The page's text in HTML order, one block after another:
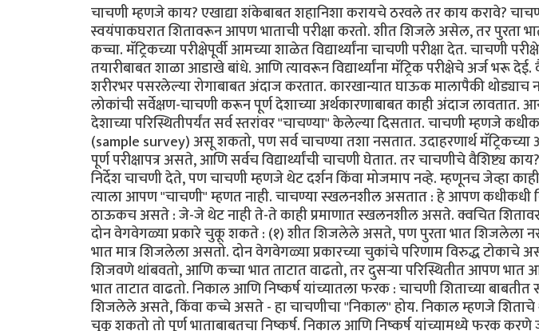
चाचणी म्हणजे काय? एखाद्या शंकेबाबत शहानिशा करायचे ठरवले तर काय करावे?
स्वयंपाकघरात शितावरून आपण भाताची परीक्षा करतो. शीत शिजले असेल, तर पुरता
कच्चा. मॅट्रिकच्या परीक्षेपूर्वी आमच्या शाळेत विद्यार्थ्यांना चाचणी परीक्षा देत. चाचणी
तयारीबाबत शाळा आडाखे बांधे. आणि त्यावरून विद्यार्थ्यांना मॅट्रिक परीक्षेचे अर्ज भरू
शरीरभर पसरलेल्या रोगाबाबत अंदाज करतात. कारखान्यात घाऊक मालापैकी थोड्याच
लोकांची सर्वेक्षण-चाचणी करून पूर्ण देशाच्या अर्थकारणाबाबत काही अंदाज लावतात.
देशाच्या परिस्थितीपर्यंत सर्व स्तरांवर "चाचण्या" केलेल्या दिसतात. चाचणी म्हणजे
(sample survey) असू शकतो, पण सर्व चाचण्या तशा नसतात. उदाहरणार्थ मॅट्रिकच्या
पूर्ण परीक्षापत्र असते, आणि सर्वच विद्यार्थ्यांची चाचणी घेतात. तर चाचणीचे वैशिष्ट्य
निर्देश चाचणी देते, पण चाचणी म्हणजे थेट दर्शन किंवा मोजमाप नव्हे. म्हणूनच जेव्हा
त्याला आपण "चाचणी" म्हणत नाही. चाचण्या स्खलनशील असतात : हे आपण कधीकधी
ठाऊकच असते : जे-जे थेट नाही ते-ते काही प्रमाणात स्खलनशील असते. क्वचित
दोन वेगवेगळ्या प्रकारे चुकू शकते : (१) शीत शिजलेले असते, पण पुरता भात शिजलेला
भात मात्र शिजलेला असतो. दोन वेगवेगळ्या प्रकारच्या चुकांचे परिणाम विरुद्ध टोकाचे
शिजवणे थांबवतो, आणि कच्चा भात ताटात वाढतो, तर दुसर्‍या परिस्थितीत आपण
भात ताटात वाढतो. निकाल आणि निष्कर्ष यांच्यातला फरक : चाचणी शिताच्या
शिजलेले असते, किंवा कच्चे असते - हा चाचणीचा "निकाल" होय. निकाल म्हणजे
चुकू शकतो तो पूर्ण भाताबाबतचा निष्कर्ष. निकाल आणि निष्कर्ष यांच्यामध्ये फरक